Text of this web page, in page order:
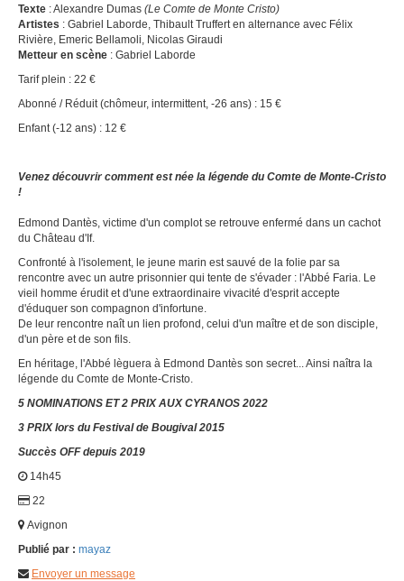
Texte : Alexandre Dumas (Le Comte de Monte Cristo)
Artistes : Gabriel Laborde, Thibault Truffert en alternance avec Félix
Rivière, Emeric Bellamoli, Nicolas Giraudi
Metteur en scène : Gabriel Laborde
Tarif plein : 22 €
Abonné / Réduit (chômeur, intermittent, -26 ans) : 15 €
Enfant (-12 ans) : 12 €
Venez découvrir comment est née la légende du Comte de Monte-Cristo
!
Edmond Dantès, victime d'un complot se retrouve enfermé dans un cachot
du Château d'If.
Confronté à l'isolement, le jeune marin est sauvé de la folie par sa
rencontre avec un autre prisonnier qui tente de s'évader : l'Abbé Faria. Le
vieil homme érudit et d'une extraordinaire vivacité d'esprit accepte
d'éduquer son compagnon d'infortune.
De leur rencontre naît un lien profond, celui d'un maître et de son disciple,
d'un père et de son fils.
En héritage, l'Abbé lèguera à Edmond Dantès son secret... Ainsi naîtra la
légende du Comte de Monte-Cristo.
5 NOMINATIONS ET 2 PRIX AUX CYRANOS 2022
3 PRIX lors du Festival de Bougival 2015
Succès OFF depuis 2019
14h45
22
Avignon
Publié par : mayaz
Envoyer un message